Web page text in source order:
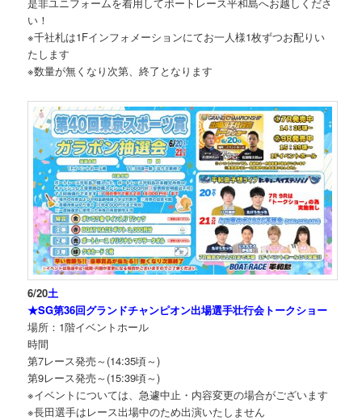
是非ユニフォームを着用してボートレース平和島へお越しくださ
い！
※千社札は1Fインフォメーションにてお一人様1枚ずつお配りい
たします
※数量が無くなり次第、終了となります
6/20土
★SG第36回グランドチャンピオン出場選手壮行会トークショー
場所：1階イベントホール
時間
第7レース発売～(14:35頃～)
第9レース発売～(15:39頃～)
※イベントについては、急遽中止・内容変更の場合がございます
※長田選手はレース出場中のため出演いたしません